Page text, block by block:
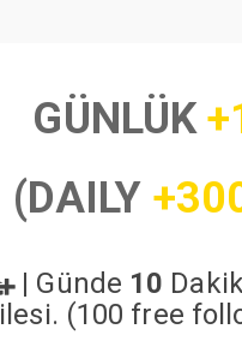
GÜNLÜK
(DAILY
| Günde 10
(100 free